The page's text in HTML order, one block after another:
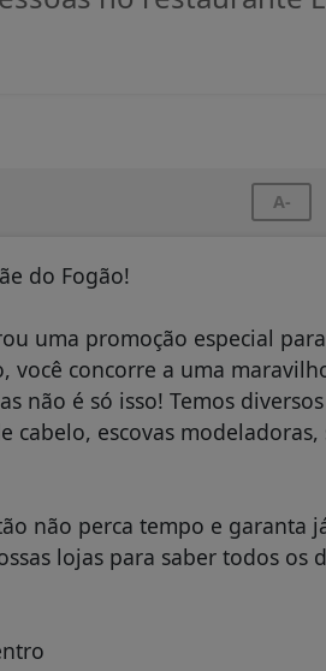
A-
do Fogão!
uma promoção especial
você concorre a uma
não é só isso! Temos
cabelo, escovas
não perca tempo e garanta
lojas para saber todos os